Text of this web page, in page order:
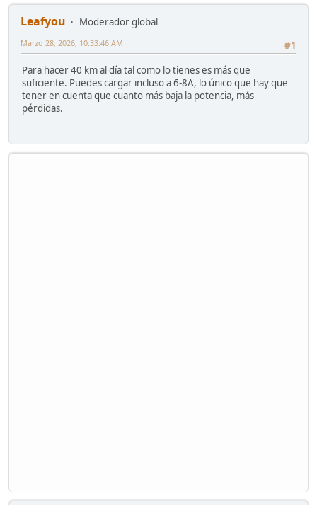
Leafyou
Moderador global
#1
Marzo 28, 2026, 10:33:46 AM
Para hacer 40 km al día tal como lo tienes es más que
suficiente. Puedes cargar incluso a 6-8A, lo único que hay que
tener en cuenta que cuanto más baja la potencia, más
pérdidas.